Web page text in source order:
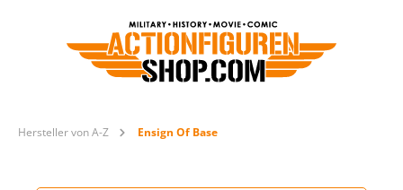
Hersteller von A-Z Ensign Of Base